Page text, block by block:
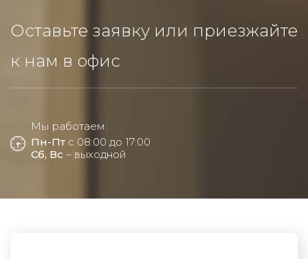
Оставьте заявку или приезжайте
к нам в офис
Мы работаем:
Пн-Пт с 08:00 до 17:00
Сб, Вс – выходной